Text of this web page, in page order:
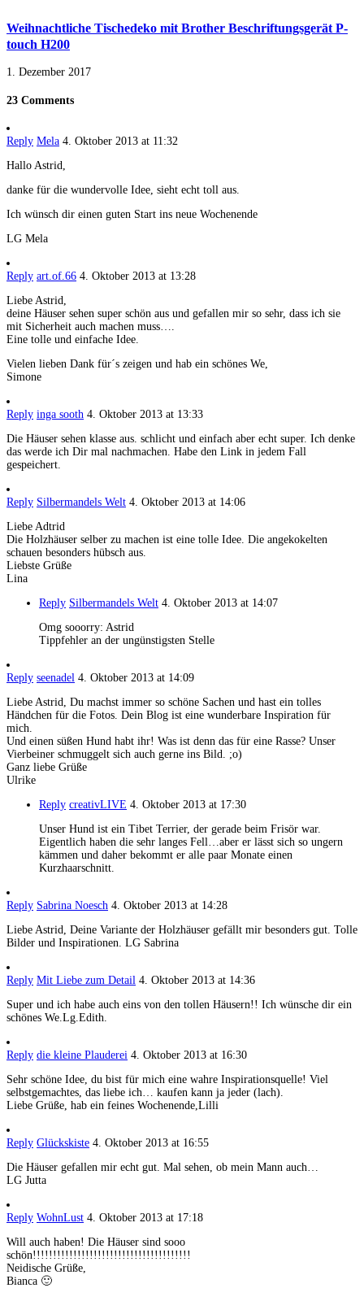
Weihnachtliche Tischedeko mit Brother Beschriftungsgerät P-
touch H200
1. Dezember 2017
23 Comments
Reply Mela 4. Oktober 2013 at 11:32
Hallo Astrid,
danke für die wundervolle Idee, sieht echt toll aus.
Ich wünsch dir einen guten Start ins neue Wochenende
LG Mela
Reply art.of.66 4. Oktober 2013 at 13:28
Liebe Astrid,
deine Häuser sehen super schön aus und gefallen mir so sehr, dass ich sie
mit Sicherheit auch machen muss….
Eine tolle und einfache Idee.
Vielen lieben Dank für´s zeigen und hab ein schönes We,
Simone
Reply inga sooth 4. Oktober 2013 at 13:33
Die Häuser sehen klasse aus. schlicht und einfach aber echt super. Ich denke
das werde ich Dir mal nachmachen. Habe den Link in jedem Fall
gespeichert.
Reply Silbermandels Welt 4. Oktober 2013 at 14:06
Liebe Adtrid
Die Holzhäuser selber zu machen ist eine tolle Idee. Die angekokelten
schauen besonders hübsch aus.
Liebste Grüße
Lina
Reply Silbermandels Welt 4. Oktober 2013 at 14:07
Omg sooorry: Astrid
Tippfehler an der ungünstigsten Stelle
Reply seenadel 4. Oktober 2013 at 14:09
Liebe Astrid, Du machst immer so schöne Sachen und hast ein tolles
Händchen für die Fotos. Dein Blog ist eine wunderbare Inspiration für
mich.
Und einen süßen Hund habt ihr! Was ist denn das für eine Rasse? Unser
Vierbeiner schmuggelt sich auch gerne ins Bild. ;o)
Ganz liebe Grüße
Ulrike
Reply creativLIVE 4. Oktober 2013 at 17:30
Unser Hund ist ein Tibet Terrier, der gerade beim Frisör war.
Eigentlich haben die sehr langes Fell…aber er lässt sich so ungern
kämmen und daher bekommt er alle paar Monate einen
Kurzhaarschnitt.
Reply Sabrina Noesch 4. Oktober 2013 at 14:28
Liebe Astrid, Deine Variante der Holzhäuser gefällt mir besonders gut. Tolle
Bilder und Inspirationen. LG Sabrina
Reply Mit Liebe zum Detail 4. Oktober 2013 at 14:36
Super und ich habe auch eins von den tollen Häusern!! Ich wünsche dir ein
schönes We.Lg.Edith.
Reply die kleine Plauderei 4. Oktober 2013 at 16:30
Sehr schöne Idee, du bist für mich eine wahre Inspirationsquelle! Viel
selbstgemachtes, das liebe ich… kaufen kann ja jeder (lach).
Liebe Grüße, hab ein feines Wochenende,Lilli
Reply Glückskiste 4. Oktober 2013 at 16:55
Die Häuser gefallen mir echt gut. Mal sehen, ob mein Mann auch…
LG Jutta
Reply WohnLust 4. Oktober 2013 at 17:18
Will auch haben! Die Häuser sind sooo
schön!!!!!!!!!!!!!!!!!!!!!!!!!!!!!!!!!!!!!!!
Neidische Grüße,
Bianca 🙂